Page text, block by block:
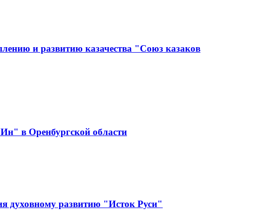
и развитию казачества "Союз казаков
в Оренбургской области
духовному развитию "Исток Руси"